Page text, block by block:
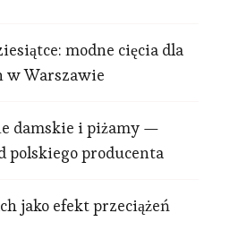
modne cięcia dla
w Warszawie
damskie i piżamy —
polskiego producenta
jako efekt przeciążeń